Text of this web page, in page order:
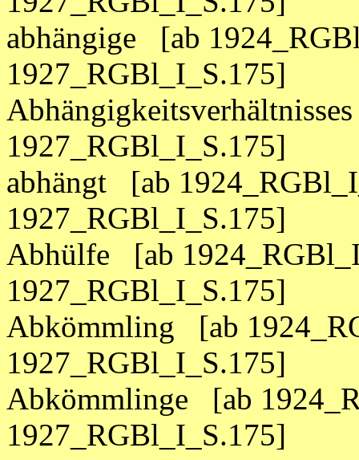
abhängige [ab
1927_RGBl_I_S.175]
1927_RGBl_I_S.175]
abhängt [ab
1927_RGBl_I_S.175]
Abhülfe [ab
1927_RGBl_I_S.175]
Abkömmling [ab
1927_RGBl_I_S.175]
Abkömmlinge [ab
1927_RGBl_I_S.175]